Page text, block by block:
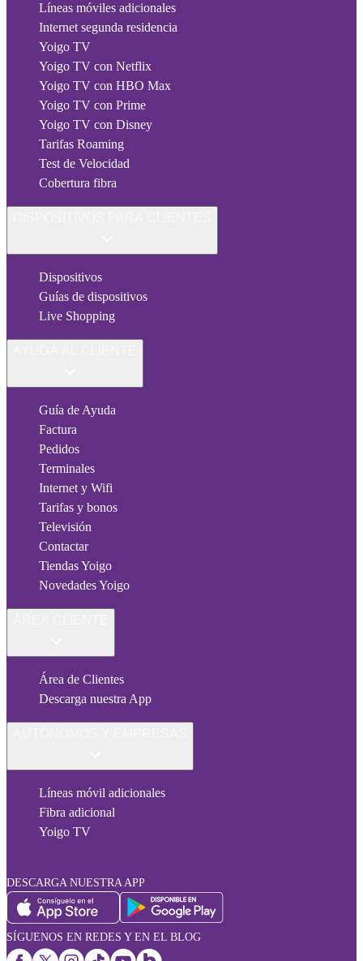
Líneas móviles adicionales
Internet segunda residencia
Yoigo TV
Yoigo TV con Netflix
Yoigo TV con HBO Max
Yoigo TV con Prime
Yoigo TV con Disney
Tarifas Roaming
Test de Velocidad
Cobertura fibra
Dispositivos
Guías de dispositivos
Live Shopping
Guía de Ayuda
Factura
Pedidos
Terminales
Internet y Wifi
Tarifas y bonos
Televisión
Contactar
Tiendas Yoigo
Novedades Yoigo
Área de Clientes
Descarga nuestra App
Líneas móvil adicionales
Fibra adicional
Yoigo TV
DESCARGA NUESTRA APP
SÍGUENOS EN REDES Y EN EL BLOG